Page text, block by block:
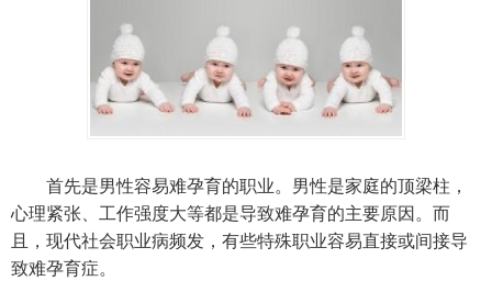
首先是男性容易难孕育的职业。男性是家庭的顶梁柱，
心理紧张、工作强度大等都是导致难孕育的主要原因。而
且，现代社会职业病频发，有些特殊职业容易直接或间接导
致难孕育症。